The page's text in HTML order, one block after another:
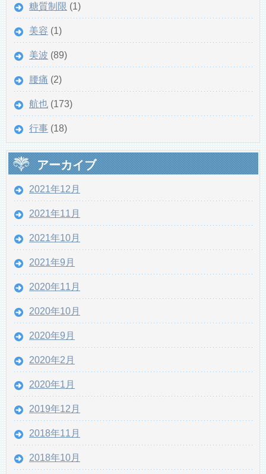
糖質制限 (1)
美容 (1)
美波 (89)
腰痛 (2)
航也 (173)
行事 (18)
アーカイブ
2021年12月
2021年11月
2021年10月
2021年9月
2020年11月
2020年10月
2020年9月
2020年2月
2020年1月
2019年12月
2018年11月
2018年10月